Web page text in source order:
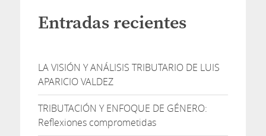
Entradas recientes
LA VISIÓN Y ANÁLISIS TRIBUTARIO DE LUIS
APARICIO VALDEZ
TRIBUTACIÓN Y ENFOQUE DE GÉNERO:
Reflexiones comprometidas